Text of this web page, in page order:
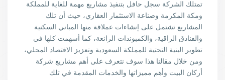
تمتلك الشركة سجل حافل بتنفيذ مشاريع مهمة للغاية للمملكة
ومكة المكرمة وصناعة الاستثمار العقاري، حيث أن تلك
المشاريع تشتمل على إنشاءات عملاقة منها المباني السكنية
والفنادق الراقية، والكمبوندات الرائعة، كما أسهمت كلها في
تطوير البنية التحتية للمملكة السعودية وتعزيز الاقتصاد المحلي،
ومن خلال مقالنا هذا سوف نتعرف على أهم مشاريع شركة
أركان البيت وأهم مميزاتها والخدمات المقدمة في تلك